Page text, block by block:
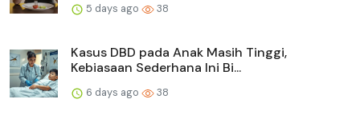
5 days ago 38
Kasus DBD pada Anak Masih Tinggi,
Kebiasaan Sederhana Ini Bi...
6 days ago 38